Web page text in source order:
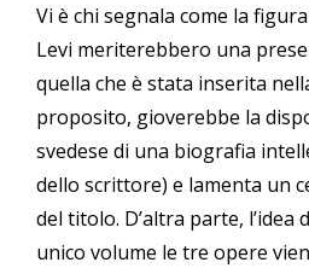
Vi è chi segnala come la
Levi meriterebbero una
quella che è stata inserita
proposito, gioverebbe la
svedese di una biografia
dello scrittore) e lamenta un
del titolo. D’altra parte, l’idea
unico volume le tre opere